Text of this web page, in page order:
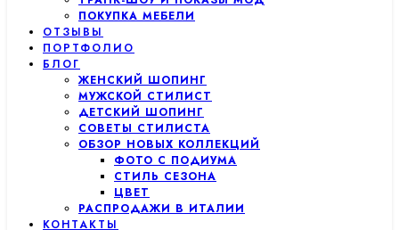
ПОКУПКА МЕБЕЛИ
ОТЗЫВЫ
ПОРТФОЛИО
БЛОГ
ЖЕНСКИЙ ШОПИНГ
МУЖСКОЙ СТИЛИСТ
ДЕТСКИЙ ШОПИНГ
СОВЕТЫ СТИЛИСТА
ОБЗОР НОВЫХ КОЛЛЕКЦИЙ
ФОТО С ПОДИУМА
СТИЛЬ СЕЗОНА
ЦВЕТ
РАСПРОДАЖИ В ИТАЛИИ
КОНТАКТЫ